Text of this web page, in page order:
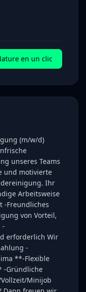
en un clic
(m/w/d)
unseres Teams
und motivierte
Ihr
Arbeitsweise
-Freundliches
von Vorteil,
-
erforderlich Wir
-
**-Flexible
-Gründliche
Minijob